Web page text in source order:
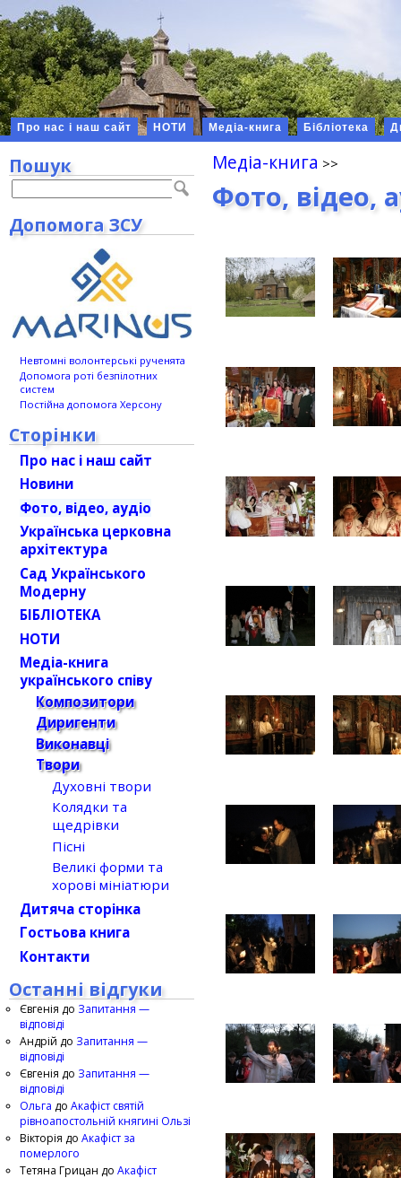
Про нас і наш сайт НОТИ Медіа-книга Бібліотека
Медіа-книга
Фото, відео,
Пошук
Допомога ЗСУ
Невтомні волонтерські рученята
Допомога роті безпілотних
систем
Постійна допомога Херсону
Сторінки
Про нас і наш сайт
Новини
Фото, відео, аудіо
Українська церковна
архітектура
Сад Українського
Модерну
БІБЛІОТЕКА
НОТИ
Медіа-книга
українського співу
Композитори
Диригенти
Виконавці
Твори
Духовні твори
Колядки та
щедрівки
Пісні
Великі форми та
хорові мініатюри
Дитяча сторінка
Гостьова книга
Контакти
Останні відгуки
Євгенія до Запитання —
відповіді
Андрій до Запитання —
відповіді
Євгенія до Запитання —
відповіді
Ольга до Акафіст святій
рівноапостольній княгині Ользі
Вікторія до Акафіст за
померлого
Тетяна Грицан до Акафіст